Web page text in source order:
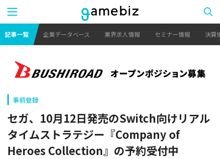
記事一覧 企業データベース 業界求人情報 セミナー情報 決算
事前登録
セガ、10月12日発売のSwitch向けリアル
タイムストラテジー『Company of
Heroes Collection』の予約受付中